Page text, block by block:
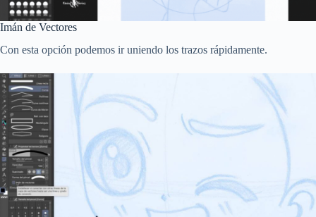
Imán de Vectores
Con esta opción podemos ir uniendo los trazos rápidamente.